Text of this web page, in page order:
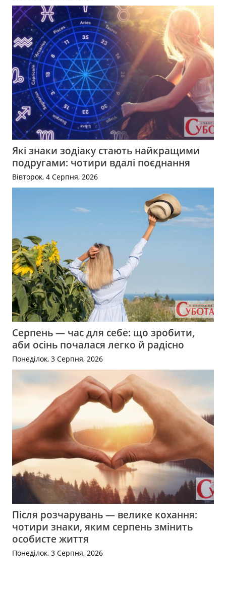
Які знаки зодіаку стають найкращими
подругами: чотири вдалі поєднання
Вівторок, 4 Серпня, 2026
Серпень — час для себе: що зробити,
аби осінь почалася легко й радісно
Понеділок, 3 Серпня, 2026
Після розчарувань — велике кохання:
чотири знаки, яким серпень змінить
особисте життя
Понеділок, 3 Серпня, 2026